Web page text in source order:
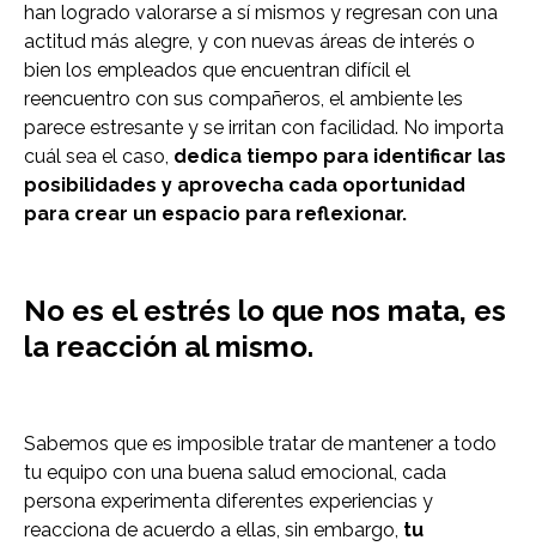
han logrado valorarse a sí mismos y regresan con una
actitud más alegre, y con nuevas áreas de interés o
bien los empleados que encuentran difícil el
reencuentro con sus compañeros, el ambiente les
parece estresante y se irritan con facilidad. No importa
cuál sea el caso, dedica tiempo para identificar las
posibilidades y aprovecha cada oportunidad
para crear un espacio para reflexionar.
No es el estrés lo que nos mata, es
la reacción al mismo.
Sabemos que es imposible tratar de mantener a todo
tu equipo con una buena salud emocional, cada
persona experimenta diferentes experiencias y
reacciona de acuerdo a ellas, sin embargo, tu